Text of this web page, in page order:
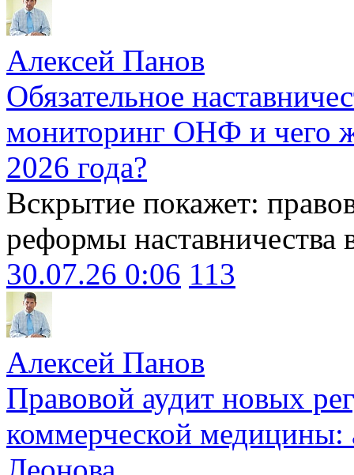
Алексей Панов
Обязательное
мониторинг ОНФ и чего
2026 года?
Вскрытие покажет:
реформы наставничества
30.07.26 0:06 113
Алексей Панов
Правовой аудит новых
коммерческой медицины: